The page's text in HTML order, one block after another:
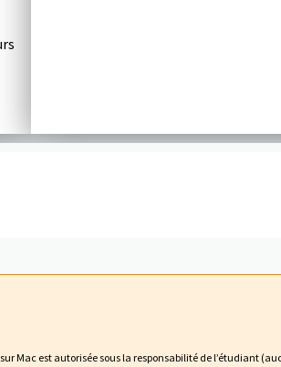
Mac est autorisée sous la responsabilité de l’étudiant